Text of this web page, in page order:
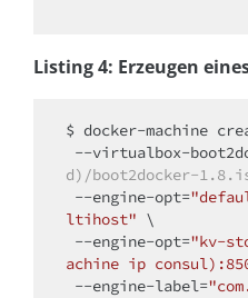
Listing 4: Erzeugen
$ docker-machine
--virtualbox-
d)/boot2docker-
--engine-opt=
ltihost" \
--engine-opt="kv-
achine ip
--engine-label=